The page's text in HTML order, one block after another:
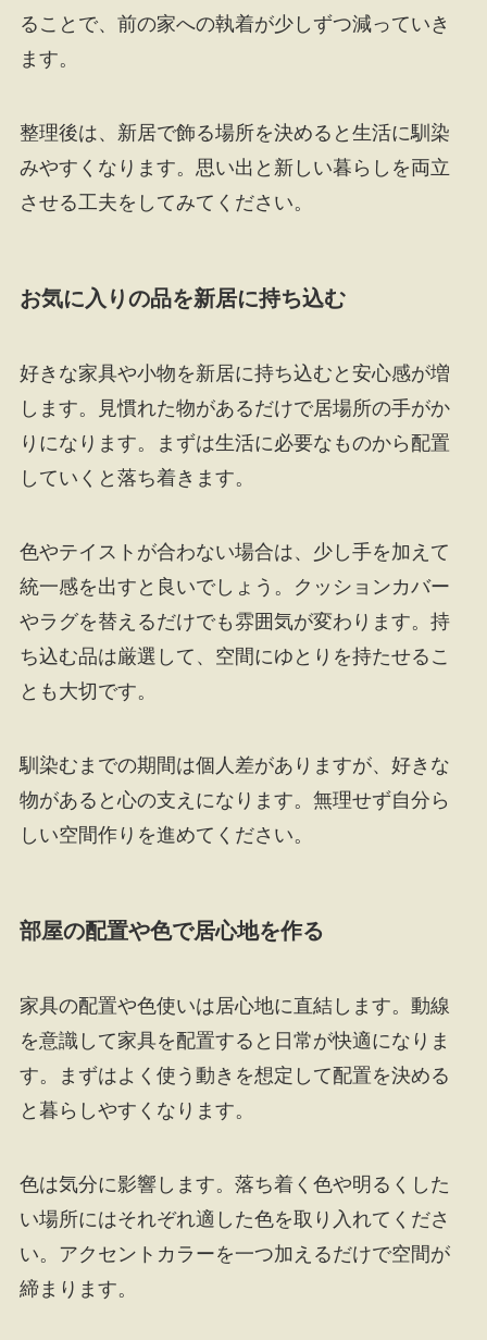
ることで、前の家への執着が少しずつ減っていき
ます。
整理後は、新居で飾る場所を決めると生活に馴染
みやすくなります。思い出と新しい暮らしを両立
させる工夫をしてみてください。
お気に入りの品を新居に持ち込む
好きな家具や小物を新居に持ち込むと安心感が増
します。見慣れた物があるだけで居場所の手がか
りになります。まずは生活に必要なものから配置
していくと落ち着きます。
色やテイストが合わない場合は、少し手を加えて
統一感を出すと良いでしょう。クッションカバー
やラグを替えるだけでも雰囲気が変わります。持
ち込む品は厳選して、空間にゆとりを持たせるこ
とも大切です。
馴染むまでの期間は個人差がありますが、好きな
物があると心の支えになります。無理せず自分ら
しい空間作りを進めてください。
部屋の配置や色で居心地を作る
家具の配置や色使いは居心地に直結します。動線
を意識して家具を配置すると日常が快適になりま
す。まずはよく使う動きを想定して配置を決める
と暮らしやすくなります。
色は気分に影響します。落ち着く色や明るくした
い場所にはそれぞれ適した色を取り入れてくださ
い。アクセントカラーを一つ加えるだけで空間が
締まります。